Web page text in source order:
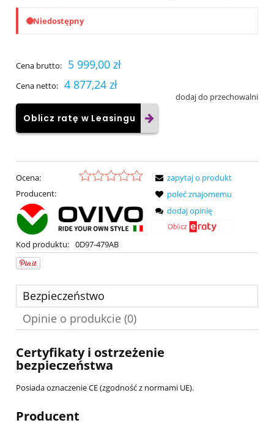
Niedostępny
Cena brutto: 5 999,00 zł
Cena netto: 4 877,24 zł
dodaj do przechowalni
Oblicz ratę w Leasingu
Ocena:
Producent:
Kod produktu: 0D97-479AB
zapytaj o produkt
poleć znajomemu
dodaj opinię
Bezpieczeństwo
Opinie o produkcie (0)
Certyfikaty i ostrzeżenie
bezpieczeństwa
Posiada oznaczenie CE (zgodność z normami UE).
Producent